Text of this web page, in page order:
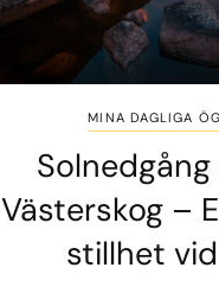
MINA DAGLIGA
Västerskog –
stillhet